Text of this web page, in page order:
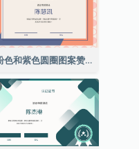
粉色和紫色圆圈图案赞赏证书